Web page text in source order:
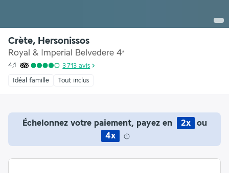
Crète, Hersonissos
Royal & Imperial Belvedere 4*
4,1 3 713 avis
Idéal famille Tout inclus
Échelonnez votre paiement, payez en 2x
ou
4x